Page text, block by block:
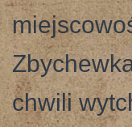
chwili